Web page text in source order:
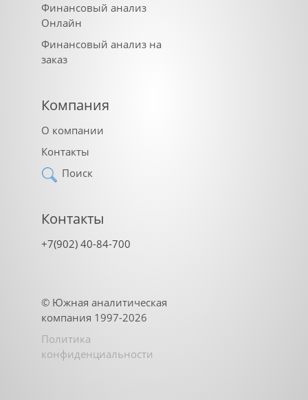
Финансовый анализ
Онлайн
Финансовый анализ на
заказ
Компания
О компании
Контакты
Поиск
Контакты
+7(902) 40-84-700
© Южная аналитическая
компания 1997-2026
Политика
конфиденциальности